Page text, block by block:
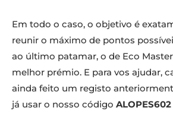
Em todo o caso, o objetivo é
reunir o máximo de pontos
ao último patamar, o de Eco
melhor prémio. E para vos ajudar,
ainda feito um registo
já usar o nosso código ALOPES602